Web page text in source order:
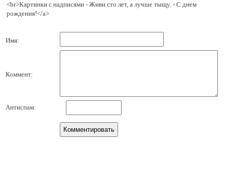
<br>Картинки с надписями - Живи сто лет, а лучше тыщу. - С днем
рождения!</a>
Имя:
Коммент:
Антиспам: